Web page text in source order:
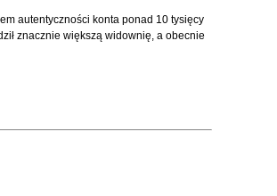
autentyczności konta ponad 10 tysięcy
znacznie większą widownię, a obecnie